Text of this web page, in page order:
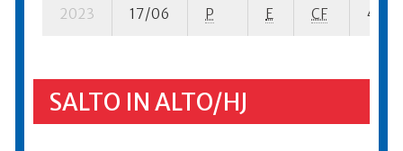
2023 17/06 P E CF 4 se-
SALTO IN ALTO/HJ